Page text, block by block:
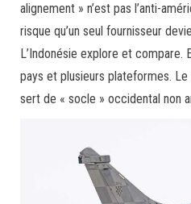
alignement » n’est pas l’anti-
risque qu’un seul fournisseur
L’Indonésie explore et compare.
pays et plusieurs plateformes.
sert de « socle » occidental non